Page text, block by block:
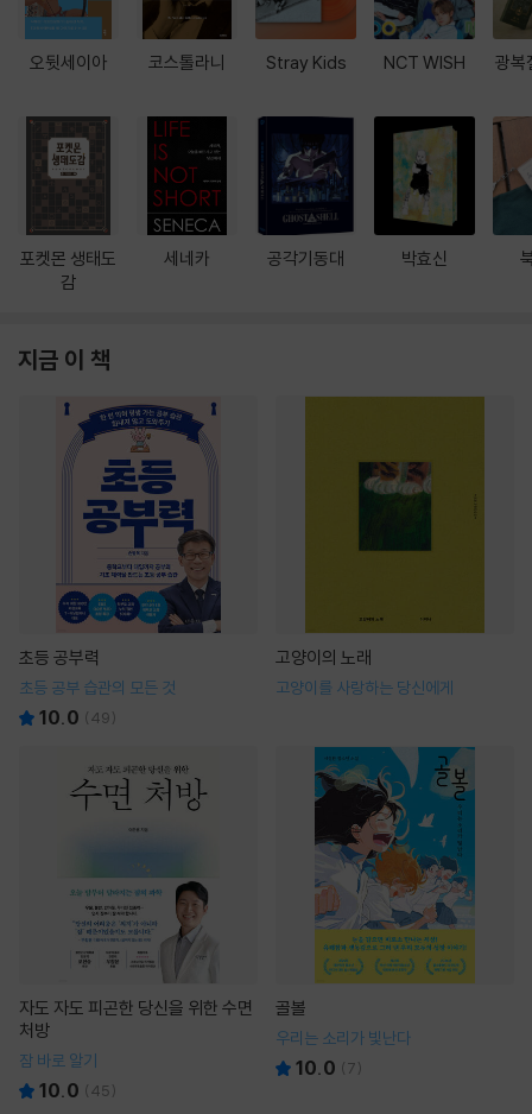
오뒷세이아
포켓몬 생태도
감
코스톨라니
세네카
Stray Kids
공각기동대
NCT WISH
박효신
광복
지금 이 책
초등 공부력
초등 공부 습관의 모든 것
10.0 (49)
고양이의 노래
고양이를 사랑하는 당신에게
자도 자도 피곤한 당신을 위한 수면
처방
잠 바로 알기
10.0 (45)
골볼
우리는 소리가 빛난다
10.0 (7)